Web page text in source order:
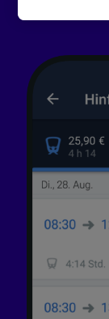
besuchen
werden
Daten
Wir und
Folgendes
aktiv
Inhalten,